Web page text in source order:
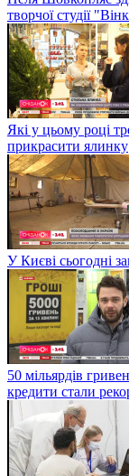
творчої студії
Які у цьому році
прикрасити ялинку
У Києві сьогодні
50 мільярдів
кредити стали